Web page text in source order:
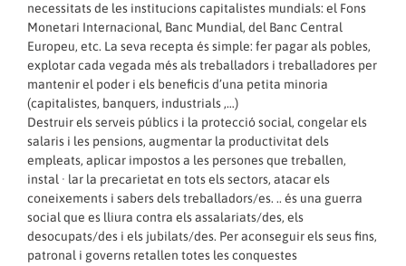
necessitats de les institucions capitalistes mundials: el Fons
Monetari Internacional, Banc Mundial, del Banc Central
Europeu, etc. La seva recepta és simple: fer pagar als pobles,
explotar cada vegada més als treballadors i treballadores per
mantenir el poder i els beneficis d’una petita minoria
(capitalistes, banquers, industrials ,…)
Destruir els serveis públics i la protecció social, congelar els
salaris i les pensions, augmentar la productivitat dels
empleats, aplicar impostos a les persones que treballen,
instal · lar la precarietat en tots els sectors, atacar els
coneixements i sabers dels treballadors/es. .. és una guerra
social que es lliura contra els assalariats/des, els
desocupats/des i els jubilats/des. Per aconseguir els seus fins,
patronal i governs retallen totes les conquestes